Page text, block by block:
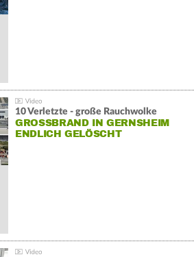
10 Verletzte - große Rauchwolke
GROSSBRAND IN GERNSHEIM E
NDLICH GELÖSCHT